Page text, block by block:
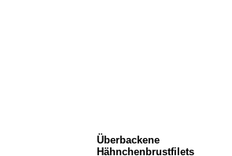
Überbackene
Hähnchenbrustfilets